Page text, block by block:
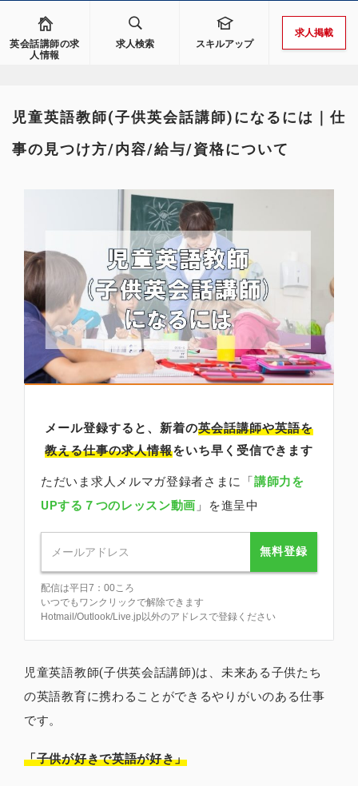
英会話講師の求
人情報
求人検索 スキルアップ
求人掲載
児童英語教師(子供英会話講師)になるには｜仕
事の見つけ方/内容/給与/資格について
メール登録すると、新着の英会話講師や英語を
教える仕事の求人情報をいち早く受信できます
ただいま求人メルマガ登録者さまに「講師力を
UPする７つのレッスン動画 」を進呈中
無料登録
配信は平日7：00ころ
いつでもワンクリックで解除できます
Hotmail/Outlook/Live.jp以外のアドレスで登録ください
児童英語教師(子供英会話講師)は、未来ある子供たち
の英語教育に携わることができるやりがいのある仕事
です。
「子供が好きで英語が好き」